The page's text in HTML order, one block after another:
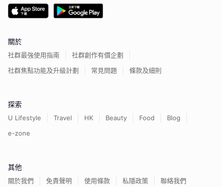
關於
社群最強使用指南
社群創作有價企劃
社群焦點功能及升級計劃
常見問題 條款及細則
探索
U Lifestyle Travel HK Beauty Food
Blog
e-zone
其他
關於我們 免責聲明 使用條款 私隱政策 聯絡我們